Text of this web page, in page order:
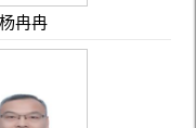
杨冉冉